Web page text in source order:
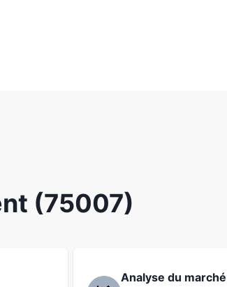
(75007)
Analyse du marché